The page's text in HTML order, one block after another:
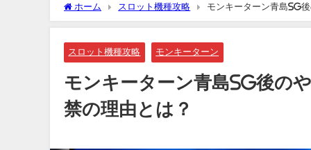
ホーム スロット機種攻略 モンキーターン青島SG
スロット機種攻略 モンキーターン
モンキーターン青島SG後の
禁の理由とは？